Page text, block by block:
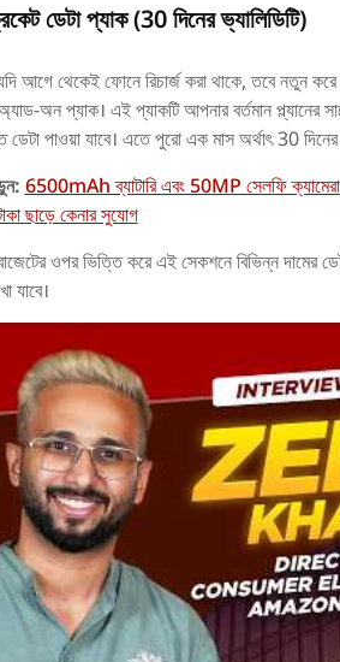
ডেটা প্যাক (30 দিনের ভ্যালিডিটি)
আগে থেকেই ফোনে রিচার্জ করা থাকে, তবে নতুন করে
অন প্যাক। এই প্যাকটি আপনার বর্তমান প্ল্যানের
পাওয়া যাবে। এতে পুরো এক মাস অর্থাৎ 30 দিনের
6500mAh ব্যাটারি এবং 50MP সেলফি
ছাড়ে কেনার সুযোগ
ওপর ভিত্তি করে এই সেকশনে বিভিন্ন দামের
যাবে।